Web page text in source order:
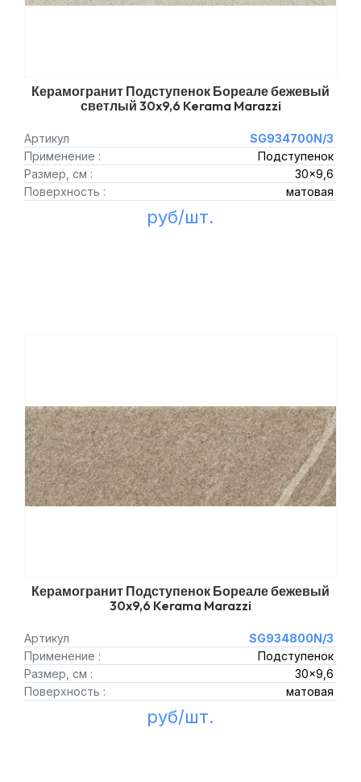
Керамогранит Подступенок Бореале бежевый
светлый 30x9,6 Kerama Marazzi
Артикул
SG934700N/3
Применение :
Подступенок
Размер, см :
30x9,6
Поверхность :
матовая
руб/шт.
Керамогранит Подступенок Бореале бежевый
30x9,6 Kerama Marazzi
Артикул
SG934800N/3
Применение :
Подступенок
Размер, см :
30x9,6
Поверхность :
матовая
руб/шт.